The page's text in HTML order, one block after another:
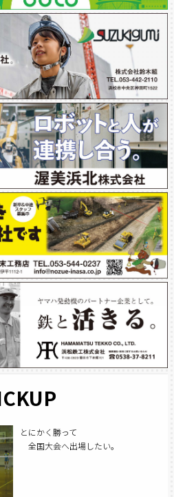
とにかく勝って
全国大会へ出場したい。